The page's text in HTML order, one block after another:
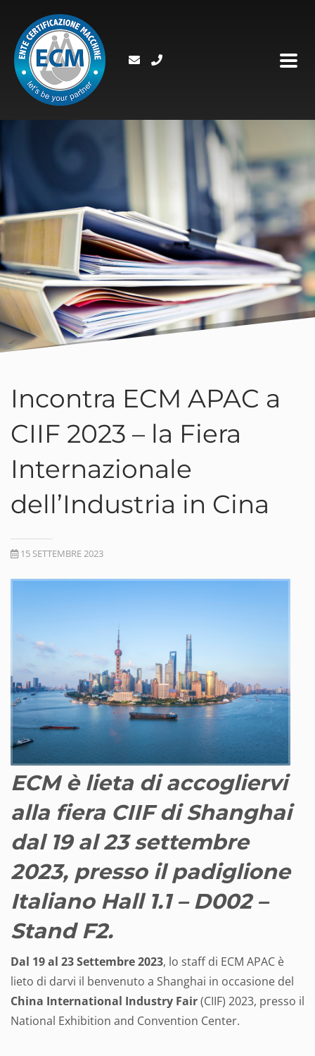
Incontra ECM APAC a
CIIF 2023 – la Fiera
Internazionale
dell’Industria in Cina
15 SETTEMBRE 2023
ECM è lieta di accogliervi
alla fiera CIIF di Shanghai
dal 19 al 23 settembre
2023, presso il padiglione
Italiano Hall 1.1 – D002 –
Stand F2.
Dal 19 al 23 Settembre 2023, lo staff di ECM APAC è
lieto di darvi il benvenuto a Shanghai in occasione del
China International Industry Fair(CIIF) 2023, presso il
National Exhibition and Convention Center.